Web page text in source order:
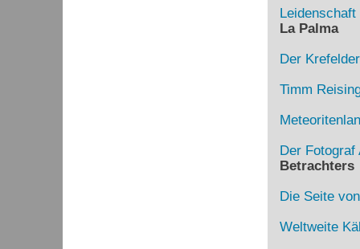
La Palma
Der
Timm
Der Fotograf
Betrachters
Die Seite
Weltweite